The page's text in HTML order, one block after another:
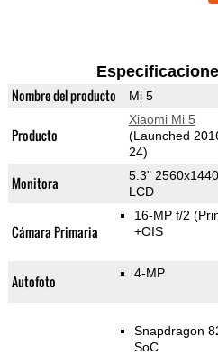
Nombre del producto Mi 5
Producto
Xiaomi Mi 5
(Launched
24)
Monitora
5.3"
LCD
Cámara Primaria
16-MP f/2
+OIS
Autofoto 4-MP
Snapdragon
SoC